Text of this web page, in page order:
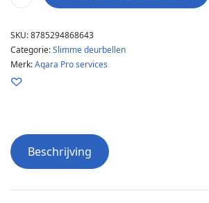
SKU:8785294868643
Categorie:Slimme deurbellen
Merk:Aqara Pro services
Beschrijving